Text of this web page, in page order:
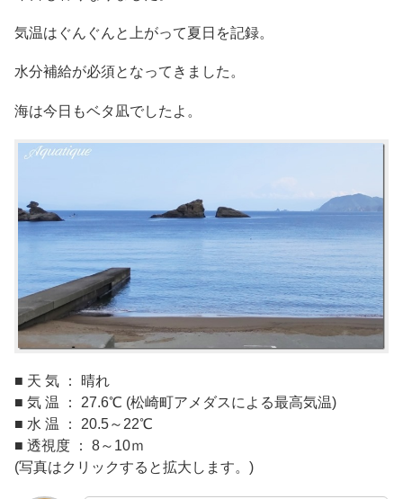
気温はぐんぐんと上がって夏日を記録。
水分補給が必須となってきました。
海は今日もベタ凪でしたよ。
■ 天 気 ： 晴れ
■ 気 温 ： 27.6℃ (松崎町アメダスによる最高気温)
■ 水 温 ： 20.5～22℃
■ 透視度 ： 8～10ｍ
(写真はクリックすると拡大します。)